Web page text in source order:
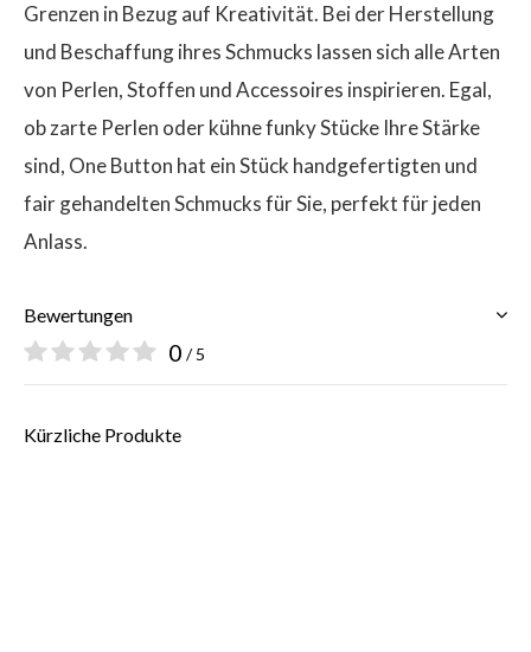
Grenzen in Bezug auf Kreativität. Bei der Herstellung
und Beschaffung ihres Schmucks lassen sich alle Arten
von Perlen, Stoffen und Accessoires inspirieren. Egal,
ob zarte Perlen oder kühne funky Stücke Ihre Stärke
sind, One Button hat ein Stück handgefertigten und
fair gehandelten Schmucks für Sie, perfekt für jeden
Anlass.
Bewertungen
0 / 5
Kürzliche Produkte